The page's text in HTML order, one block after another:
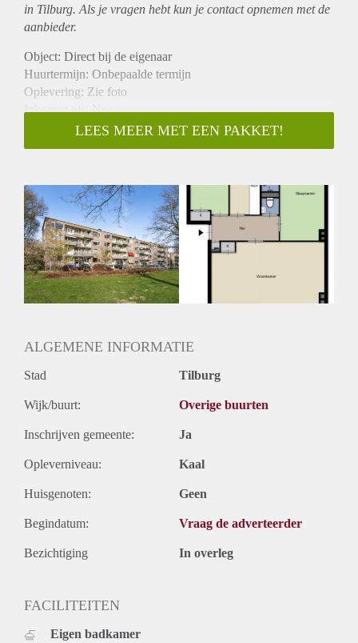
in Tilburg. Als je vragen hebt kun je contact opnemen met de
aanbieder.
Object: Direct bij de eigenaar
Huurtermijn: Onbepaalde termijn
Oplevering: Zie foto
Inkomen eis: Nee
Garantiestelling mogelijk: Nee
Borg: 1 Maand
Huisdieren toegestaan: Afhankelijk van de Eigenaar
Huurtoeslag grens: Ja
Geschikt voor studenten: Afhankelijk van de Eigenaar
LEES MEER MET EEN PAKKET!
ALGEMENE INFORMATIE
Stad Tilburg
Wijk/buurt: Overige buurten
Inschrijven gemeente: Ja
Opleverniveau: Kaal
Huisgenoten: Geen
Begindatum: Vraag de adverteerder
Bezichtiging In overleg
FACILITEITEN
Eigen badkamer